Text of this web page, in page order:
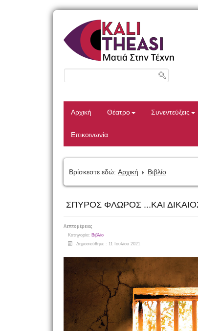
Αρχική Θέατρο Συνεντεύξεις
Επικοινωνία
Βρίσκεστε εδώ: Αρχική Βιβλίο
ΣΠΥΡΟΣ ΦΛΩΡΟΣ ...ΚΑΙ
Λεπτομέρειες
Κατηγορία: Βιβλίο
Δημοσιεύθηκε : 11 Ιουλίου 2021